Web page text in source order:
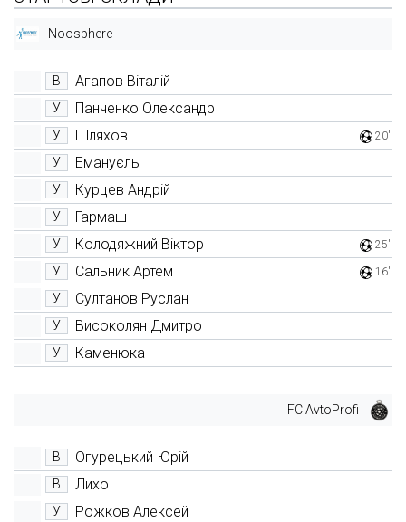
Noosphere
В Агапов Віталій
У Панченко Олександр
У Шляхов 20'
У Емануєль
У Курцев Андрій
У Гармаш
У Колодяжний Віктор 25'
У Сальник Артем 16'
У Султанов Руслан
У Високолян Дмитро
У Каменюка
FC AvtoProfi
В Огурецький Юрій
В Лихо
У Рожков Алексей